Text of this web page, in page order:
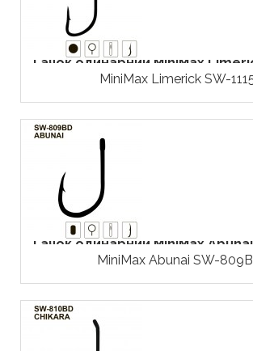
Гачок одинарний MiniMax
MiniMax Limerick SW-
Гачок одинарний MiniMax
MiniMax Abunai SW-